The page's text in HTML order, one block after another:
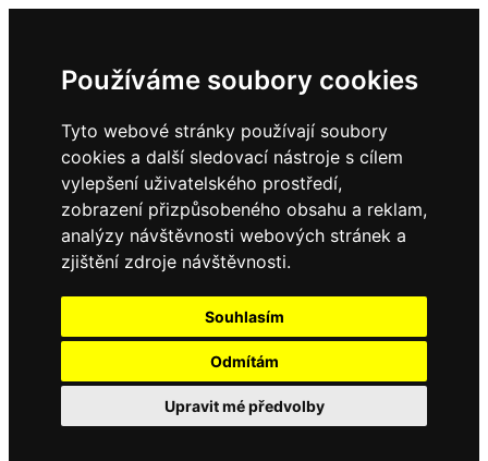
Používáme soubory cookies
Tyto webové stránky používají soubory
cookies a další sledovací nástroje s cílem
vylepšení uživatelského prostředí,
zobrazení přizpůsobeného obsahu a reklam,
analýzy návštěvnosti webových stránek a
zjištění zdroje návštěvnosti.
Souhlasím
Odmítám
Upravit mé předvolby